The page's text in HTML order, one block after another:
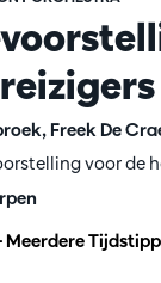
Freek De
Meerdere
voor de